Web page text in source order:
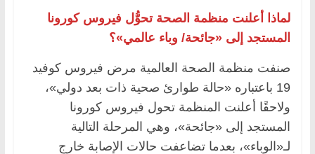
لماذا أعلنت منظمة الصحة تحوُّل فيروس كورونا
المستجد إلى «جائحة/ وباء عالمي»؟
صنفت منظمة الصحة العالمية مرض فيروس كوفيد
19 باعتباره «حالة طوارئ صحية ذات بعد دولي»،
ولاحقًا أعلنت المنظمة تحول فيروس كورونا
المستجد إلى «جائحة»، وهي المرحلة التالية
لـ«الوباء»، بعدما تضاعفت حالات الإصابة خارج